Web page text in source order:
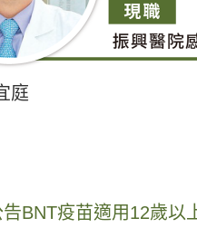
庭
BNT疫苗適用12歲以